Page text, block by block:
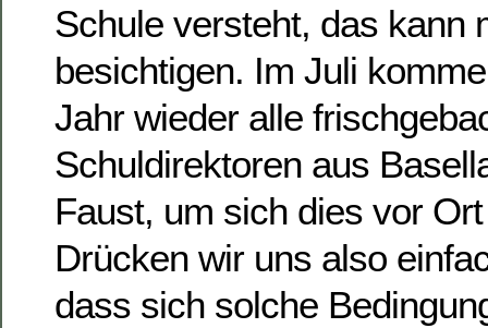
Schule versteht, das kann
besichtigen. Im Juli
Jahr wieder alle
Schuldirektoren aus
Faust, um sich dies vor
Drücken wir uns also
dass sich solche